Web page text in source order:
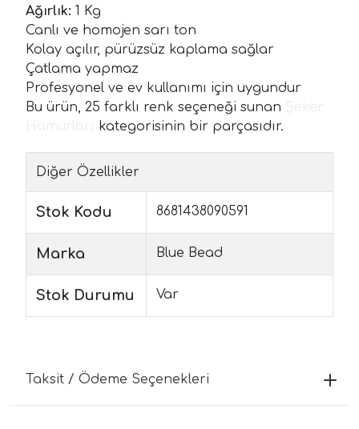
Ağırlık: 1 Kg
Canlı ve homojen sarı ton
Kolay açılır, pürüzsüz kaplama sağlar
Çatlama yapmaz
Profesyonel ve ev kullanımı için uygundur
Bu ürün, 25 farklı renk seçeneği sunan
kategorisinin bir parçasıdır.
Diğer Özellikler
Stok Kodu 8681438090591
Marka Blue Bead
Stok Durumu Var
Taksit / Ödeme Seçenekleri